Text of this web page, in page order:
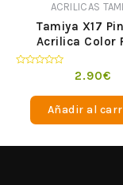
ACRILICAS
Tamiya X17
Acrilica Color
2.90€
Añadir al